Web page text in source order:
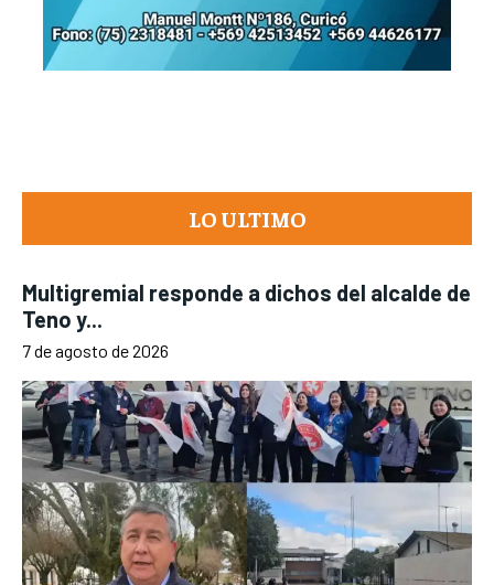
LO ULTIMO
Multigremial responde a dichos del alcalde de
Teno y...
7 de agosto de 2026